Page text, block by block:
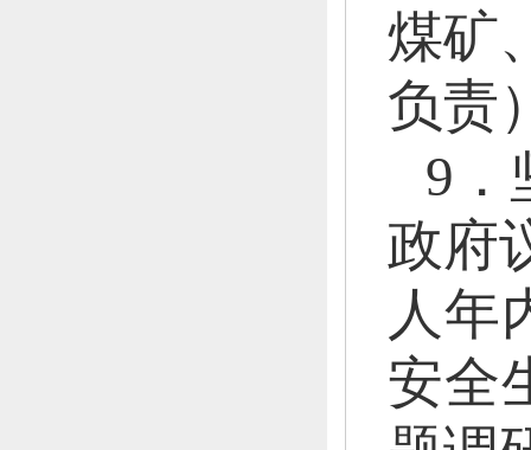
煤矿
负责
9．
政府
人年
安全